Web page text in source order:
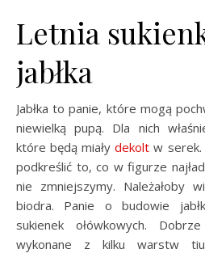
Letnia
jabłka
Jabłka to panie, które mogą
niewielką pupą. Dla nich
które będą miałydekolt w serek.
podkreślić to, co w figurze
nie zmniejszymy. Należałoby
biodra. Panie o budowie
sukienek ołówkowych.
wykonane z kilku warstw